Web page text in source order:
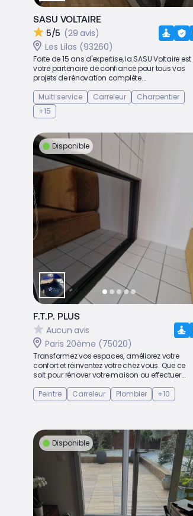
SASU VOLTAIRE
5/5 (29 avis)
Les Lilas (93260)
Forte de 15 ans d'expertise, la SASU Voltaire est
votre partenaire de confiance pour tous vos
projets de rénovation complète...
Multi service
Carreleur
Charpentier
+15
Disponible
F.T.P. PLUS
Aucun avis
Paris 20ème (75020)
Transformez vos espaces, améliorez votre
confort et réinventez votre chez vous. Que ce
soit pour rénover votre maison ou effectuer...
Peintre
Carreleur Plombier +10
Disponible